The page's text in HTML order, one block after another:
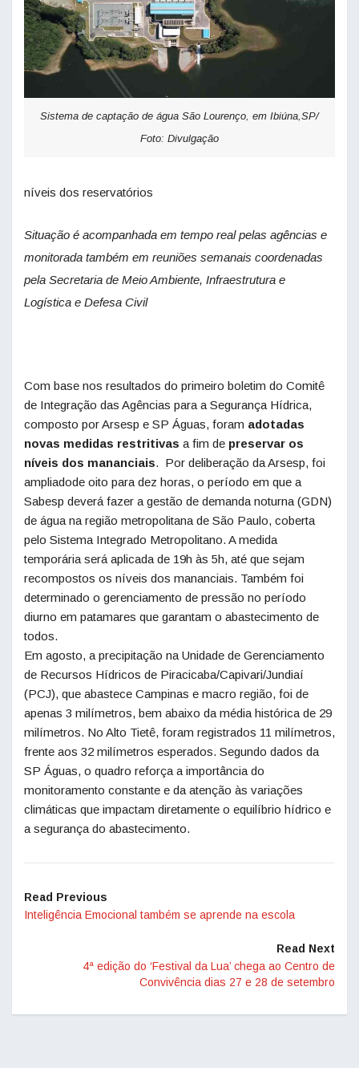
Sistema de captação de água São Lourenço, em Ibiúna,SP/
Foto: Divulgação
níveis dos reservatórios
Situação é acompanhada em tempo real pelas agências e
monitorada também em reuniões semanais coordenadas
pela Secretaria de Meio Ambiente, Infraestrutura e
Logística e Defesa Civil
Com base nos resultados do primeiro boletim do Comitê
de Integração das Agências para a Segurança Hídrica,
composto por Arsesp e SP Águas, foram adotadas
novas medidas restritivas a fim de preservar os
níveis dos mananciais. Por deliberação da Arsesp, foi
ampliadode oito para dez horas, o período em que a
Sabesp deverá fazer a gestão de demanda noturna (GDN)
de água na região metropolitana de São Paulo, coberta
pelo Sistema Integrado Metropolitano. A medida
temporária será aplicada de 19h às 5h, até que sejam
recompostos os níveis dos mananciais. Também foi
determinado o gerenciamento de pressão no período
diurno em patamares que garantam o abastecimento de
todos.
Em agosto, a precipitação na Unidade de Gerenciamento
de Recursos Hídricos de Piracicaba/Capivari/Jundiaí
(PCJ), que abastece Campinas e macro região, foi de
apenas 3 milímetros, bem abaixo da média histórica de 29
milímetros. No Alto Tietê, foram registrados 11 milímetros,
frente aos 32 milímetros esperados. Segundo dados da
SP Águas, o quadro reforça a importância do
monitoramento constante e da atenção às variações
climáticas que impactam diretamente o equilíbrio hídrico e
a segurança do abastecimento.
Read Previous
Inteligência Emocional também se aprende na escola
Read Next
4ª edição do ‘Festival da Lua’ chega ao Centro de
Convivência dias 27 e 28 de setembro